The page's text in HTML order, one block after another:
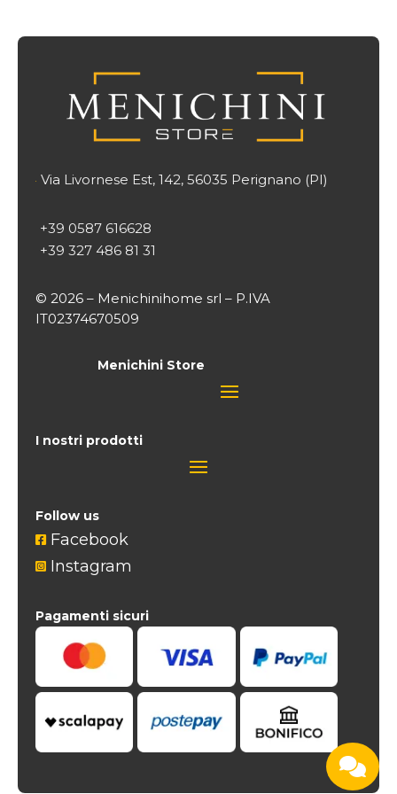
Via Livornese Est, 142, 56035 Perignano (PI)
+39 0587 616628
+39 327 486 81 31
© 2026 – Menichinihome srl – P.IVA
IT02374670509
Menichini Store
I nostri prodotti
Follow us
 Facebook
 Instagram
Pagamenti sicuri